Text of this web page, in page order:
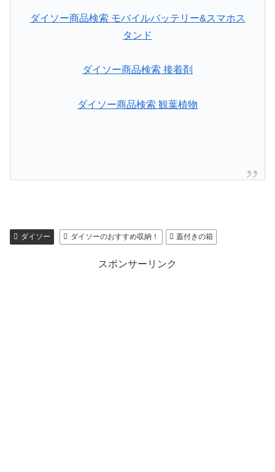
ダイソー商品検索 モバイルバッテリー&スマホス
タンド
ダイソー商品検索 接着剤
ダイソー商品検索 観葉植物
ダイソー ダイソーのおすすめ収納！ 蓋付きの箱
スポンサーリンク